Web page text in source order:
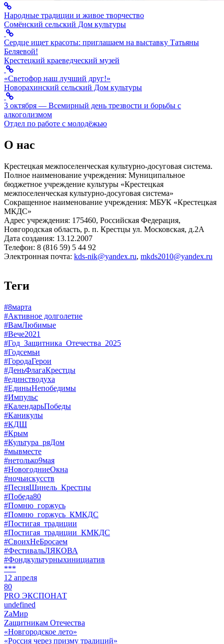
Народные традиции и живое творчество
Сомёнский сельский Дом культуры
Сердце ищет красоты: приглашаем на выставку Татьяны
Беляевой!
Крестецкий краеведческий музей
«Светофор наш лучший друг!»
Новорахинский сельский Дом культуры
3 октября — Всемирный день трезвости и борьбы с
алкоголизмом
Отдел по работе с молодёжью
О нас
Крестецкая межпоселенческая культурно-досуговая система.
Полное наименование учреждения: Муниципальное
бюджетное учреждение культуры «Крестецкая
межпоселенческая культурно-досуговая система»
Сокращенное наименование учреждения: МБУК «Крестецкая
МКДС»
Адрес учреждения: 175460, Российская Федерация,
Новгородская область, р. п. Крестцы ул. Московская, д.2А
Дата создания: 13.12.2007
Телефон: 8 (816 59) 5 44 92
Электронная почта: kds-nik@yandex.ru, mkds2010@yandex.ru
Теги
#8марта
#Активное долголетие
#ВамЛюбимые
#Вече2021
#Год_Защитника_Отечества_2025
#Годсемьи
#ГородаГерои
#ДеньФлагаКрестцы
#единстводуха
#ЕдиныНепобедимы
#Импульс
#КалендарьПобеды
#Каникулы
#КДШ
#Крым
#Культура_ряДом
#мывместе
#нетолько9мая
#НовогодниеОкна
#ночьискусств
#ПесняШинель_Крестцы
#Победа80
#Помню_горжусь
#Помню_горжусь_КМКДС
#Постигая_традиции
#Постигая_традиции_КМКДС
#СвоихНеБросаем
#ФестивальЛЯКОВА
#Фондкультурныхинициатив
***
12 апреля
80
PRO ЭКСПОНАТ
undefined
ZaМир
Zащитникам Отечества
«Новгородское лето»
«Россия через призму традиций»